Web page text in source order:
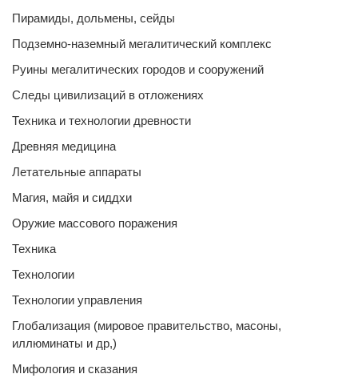
Пирамиды, дольмены, сейды
Подземно-наземный мегалитический комплекс
Руины мегалитических городов и сооружений
Следы цивилизаций в отложениях
Техника и технологии древности
Древняя медицина
Летательные аппараты
Магия, майя и сиддхи
Оружие массового поражения
Техника
Технологии
Технологии управления
Глобализация (мировое правительство, масоны,
иллюминаты и др,)
Мифология и сказания